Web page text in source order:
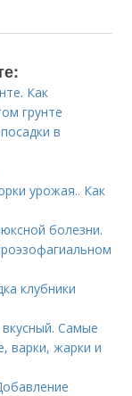
Как
грунте
в
урожая.. Как
болезни.
клубники
Самые
варки, жарки и